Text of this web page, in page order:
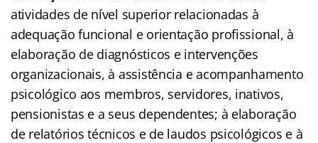
atividades de nível superior relacionadas à
adequação funcional e orientação profissional, à
elaboração de diagnósticos e intervenções
organizacionais, à assistência e acompanhamento
psicológico aos membros, servidores, inativos,
pensionistas e a seus dependentes; à elaboração
de relatórios técnicos e de laudos psicológicos e à